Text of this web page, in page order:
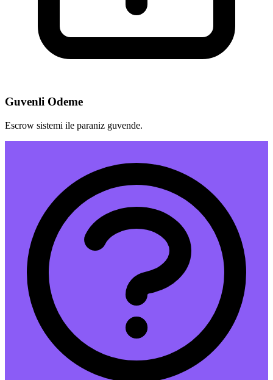
Guvenli Odeme
Escrow sistemi ile paraniz guvende.